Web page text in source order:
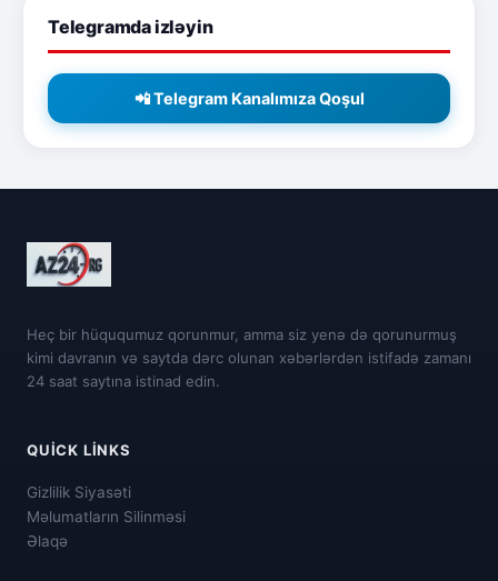
Telegramda izləyin
📲 Telegram Kanalımıza Qoşul
Heç bir hüququmuz qorunmur, amma siz yenə də qorunurmuş
kimi davranın və saytda dərc olunan xəbərlərdən istifadə zamanı
24 saat saytına istinad edin.
QUICK LINKS
Gizlilik Siyasəti
Məlumatların Silinməsi
Əlaqə